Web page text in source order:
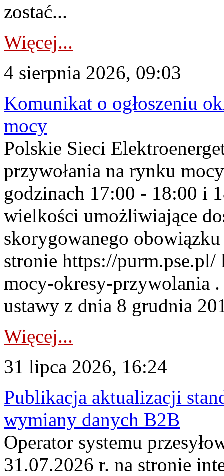
zostać...
Więcej...
4 sierpnia 2026, 09:03
Komunikat o ogłoszeniu
mocy
Polskie Sieci
przywołania na rynku
godzinach 17:00 - 18:00 i
wielkości umożliwiające
skorygowanego
stronie https://
mocy-okresy-przywolania
ustawy z dnia 8 grudnia
Więcej...
31 lipca 2026, 16:24
Publikacja aktualizacji
wymiany danych B2B
Operator systemu
31.07.2026 r. na stronie